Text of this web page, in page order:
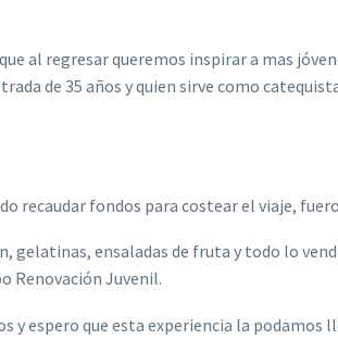
al regresar queremos inspirar a mas
de 35 años y quien sirve como
recaudar fondos para costear el viaje,
gelatinas, ensaladas de fruta y todo lo
Renovación Juvenil.
y espero que esta experiencia la podamos